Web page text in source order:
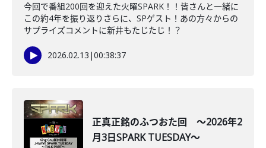
今回で番組200回を迎えた火曜SPARK！！皆さんと一緒に
この約4年を振り返りさらに、SPゲスト！あの方々からの
サプライズコメントに新井もたじたじ！？
2026.02.13 |00:38:37
正真正銘のふつおた回 ～2026年2
月3日SPARK TUESDAY～